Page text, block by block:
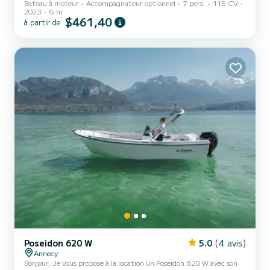
Bateau à moteur
Accompagnateur optionnel 7 pers.
115 CV
2023
6 m
à partir de $461,40
Poseidon 620 W 5.0 (4 avis)
Annecy
Bonjour, Je vous propose à la location un Poseidon 620 W avec son